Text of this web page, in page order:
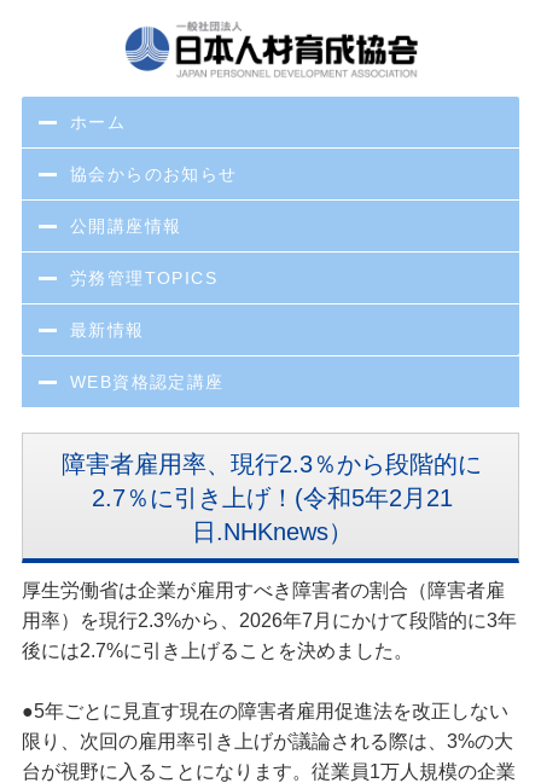
ホーム
協会からのお知らせ
公開講座情報
労務管理TOPICS
最新情報
WEB資格認定講座
障害者雇用率、現行2.3％から段階的に
2.7％に引き上げ！(令和5年2月21
日.NHKnews）
厚生労働省は企業が雇用すべき障害者の割合（障害者雇
用率）を現行2.3%から、2026年7月にかけて段階的に3年
後には2.7%に引き上げることを決めました。
●5年ごとに見直す現在の障害者雇用促進法を改正しない
限り、次回の雇用率引き上げが議論される際は、3%の大
台が視野に入ることになります。従業員1万人規模の企業